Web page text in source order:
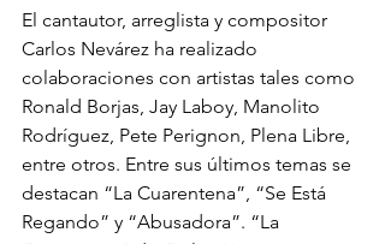
El cantautor, arreglista y compositor
Carlos Nevárez ha realizado
colaboraciones con artistas tales como
Ronald Borjas, Jay Laboy, Manolito
Rodríguez, Pete Perignon, Plena Libre,
entre otros. Entre sus últimos temas se
destacan “La Cuarentena”, “Se Está
Regando” y “Abusadora”. “La